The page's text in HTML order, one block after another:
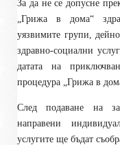
За да не се допусне
„Грижа в дома“
уязвимите групи,
здравно-социални
датата на
процедура „Грижа в
След подаване на
направени
услугите ще бъдат